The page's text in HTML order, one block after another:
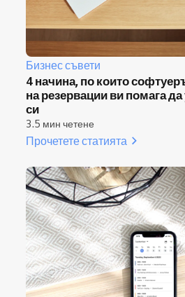
Бизнес съвети
4 начина, по които
на резервации ви помага
си
3.5 мин четене
Прочетете статията